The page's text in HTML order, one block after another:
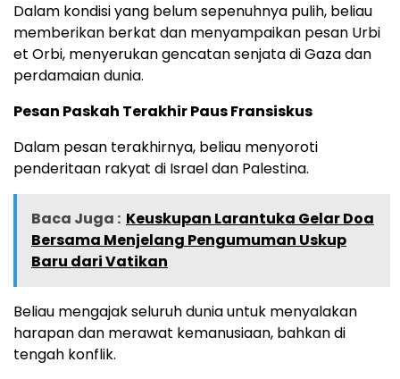
Dalam kondisi yang belum sepenuhnya pulih, beliau
memberikan berkat dan menyampaikan pesan Urbi
et Orbi, menyerukan gencatan senjata di Gaza dan
perdamaian dunia.
Pesan Paskah Terakhir Paus Fransiskus
Dalam pesan terakhirnya, beliau menyoroti
penderitaan rakyat di Israel dan Palestina.
Baca Juga : Keuskupan Larantuka Gelar Doa
Bersama Menjelang Pengumuman Uskup
Baru dari Vatikan
Beliau mengajak seluruh dunia untuk menyalakan
harapan dan merawat kemanusiaan, bahkan di
tengah konflik.